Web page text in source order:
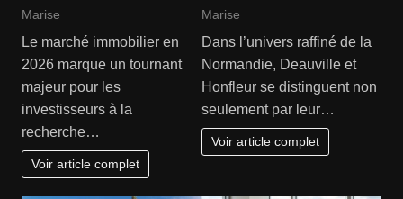
Marise
Le marché immobilier en
2026 marque un tournant
majeur pour les
investisseurs à la
recherche…
Voir article complet
Marise
Dans l’univers raffiné de la
Normandie, Deauville et
Honfleur se distinguent non
seulement par leur…
Voir article complet